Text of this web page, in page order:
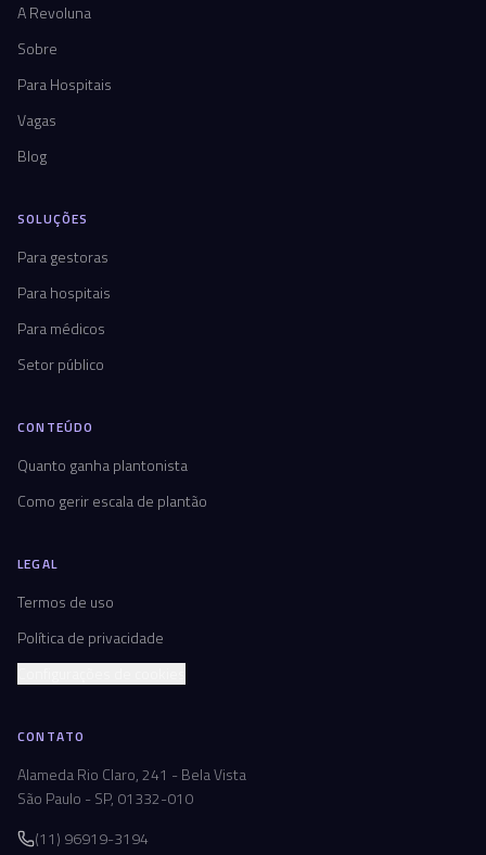
A Revoluna
Sobre
Para Hospitais
Vagas
Blog
SOLUÇÕES
Para gestoras
Para hospitais
Para médicos
Setor público
CONTEÚDO
Quanto ganha plantonista
Como gerir escala de plantão
LEGAL
Termos de uso
Política de privacidade
CONTATO
Alameda Rio Claro, 241 - Bela Vista
São Paulo - SP, 01332-010
(11) 96919-3194